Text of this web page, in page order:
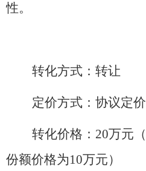
性。
转化方式： 转让
定价方式： 协议定价
转化价格： 20万元（
份额价格为10万元）